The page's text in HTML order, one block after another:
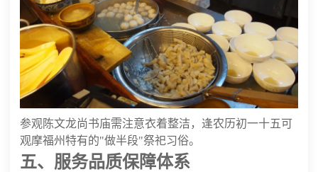
参观陈文龙尚书庙需注意衣着整洁，逢农历初一十五可
观摩福州特有的"做半段"祭祀习俗。
五、服务品质保障体系